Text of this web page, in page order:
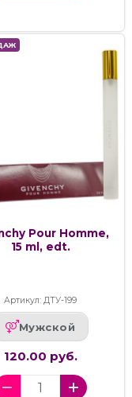
Pour Homme,
15 ml, edt.
Артикул: ДТУ-199
Мужской
120.00 руб.